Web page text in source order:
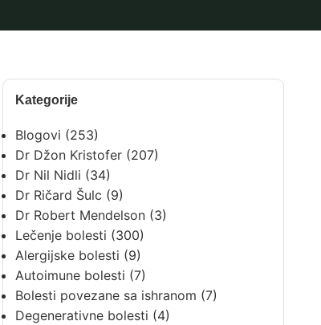
Kategorije
Blogovi (253)
Dr Džon Kristofer(207)
Dr Nil Nidli (34)
Dr Ričard Šulc (9)
Dr Robert Mendelson(3)
Lečenje bolesti (300)
Alergijske bolesti (9)
Autoimune bolesti (7)
Bolesti povezane sa ishranom (7)
Degenerativne bolesti (4)